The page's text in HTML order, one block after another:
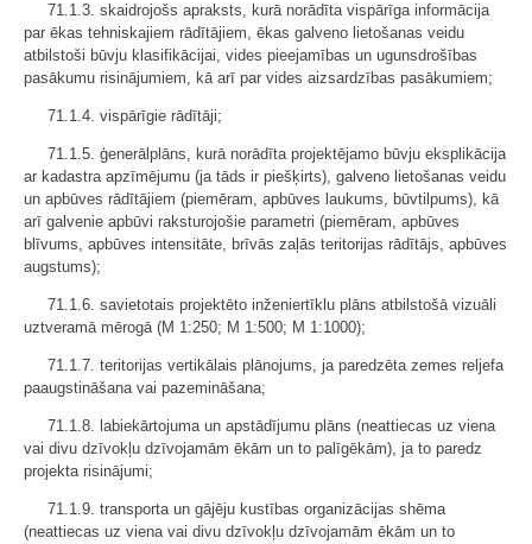
71.1.3. skaidrojošs apraksts, kurā norādīta vispārīga informācija
par ēkas tehniskajiem rādītājiem, ēkas galveno lietošanas veidu
atbilstoši būvju klasifikācijai, vides pieejamības un ugunsdrošības
pasākumu risinājumiem, kā arī par vides aizsardzības pasākumiem;
71.1.4. vispārīgie rādītāji;
71.1.5. ģenerālplāns, kurā norādīta projektējamo būvju eksplikācija
ar kadastra apzīmējumu (ja tāds ir piešķirts), galveno lietošanas veidu
un apbūves rādītājiem (piemēram, apbūves laukums, būvtilpums), kā
arī galvenie apbūvi raksturojošie parametri (piemēram, apbūves
blīvums, apbūves intensitāte, brīvās zaļās teritorijas rādītājs, apbūves
augstums);
71.1.6. savietotais projektēto inženiertīklu plāns atbilstošā vizuāli
uztveramā mērogā (M 1:250; M 1:500; M 1:1000);
71.1.7. teritorijas vertikālais plānojums, ja paredzēta zemes reljefa
paaugstināšana vai pazemināšana;
71.1.8. labiekārtojuma un apstādījumu plāns (neattiecas uz viena
vai divu dzīvokļu dzīvojamām ēkām un to palīgēkām), ja to paredz
projekta risinājumi;
71.1.9. transporta un gājēju kustības organizācijas shēma
(neattiecas uz viena vai divu dzīvokļu dzīvojamām ēkām un to